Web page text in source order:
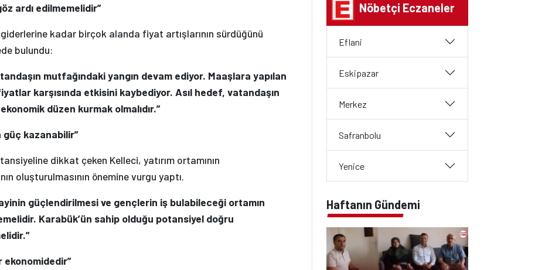
ardı edilmemelidir”
kadar birçok alanda fiyat artışlarının sürdüğünü
bulundu:
mutfağındaki yangın devam ediyor. Maaşlara yapılan
karşısında etkisini kaybediyor. Asıl hedef, vatandaşın
düzen kurmak olmalıdır.”
kazanabilir”
dikkat çeken Kelleci, yatırım ortamının
oluşturulmasının önemine vurgu yaptı.
güçlendirilmesi ve gençlerin iş bulabileceği ortamın
Karabük’ün sahip olduğu potansiyel doğru
ekonomidedir”
Nöbetçi Eczaneler
Eflani
Eskipazar
Merkez
Safranbolu
Yenice
Haftanın Gündemi